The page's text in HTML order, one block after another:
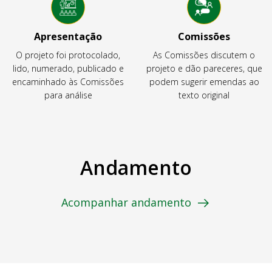
Apresentação
O projeto foi protocolado,
lido, numerado, publicado e
encaminhado às Comissões
para análise
Comissões
As Comissões discutem o
projeto e dão pareceres, que
podem sugerir emendas ao
texto original
Andamento
Acompanhar andamento